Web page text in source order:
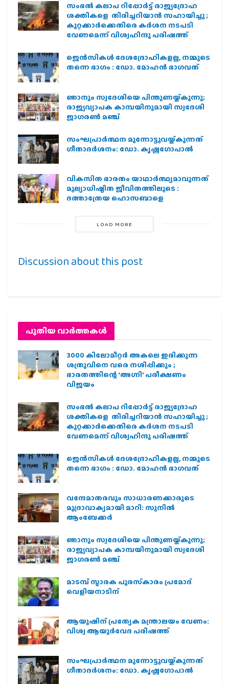
സംഭൽ കലാപ റിപ്പോർട്ട് രാജ്യദ്രോഹ
ശക്തികളെ തിരിച്ചറിയാൻ സഹായിച്ചു ;
കുറ്റക്കാർക്കെതിരെ കർശന നടപടി
വേണമെന്ന് വിശ്വഹിന്ദു പരിഷത്ത്
ജെന്‍സികള്‍ ദേശദ്രോഹികളല്ല, നമ്മുടെ
തന്നെ ഭാഗം : ഡോ. മോഹന്‍ ഭാഗവത്
ഞാനും സ്വദേശിയെ പിന്തുണയ്ക്കുന്നു;
രാജ്യവ്യാപക കാമ്പയിനുമായി സ്വദേശി
ജാഗരണ്‍ മഞ്ച്
സംഘപ്രാര്‍ത്ഥന മുന്നോട്ടുവയ്ക്കുന്നത്
ഗീതാദര്‍ശനം: ഡോ. കൃഷ്ണഗോപാല്‍
വികസിത ഭാരതം യാഥാർത്ഥ്യമാവുന്നത്
മൂല്യാധിഷ്ഠിത ജീവിതത്തിലൂടെ :
ദത്താത്രേയ ഹൊസബാളെ
LOAD MORE
Discussion about this post
പുതിയ വാര്‍ത്തകള്‍
3000 കിലോമീറ്റർ അകലെ ഇരിക്കുന്ന
ശത്രുവിനെ വരെ നശിപ്പിക്കും ;
ഭാരതത്തിന്റെ ‘അഗ്നി’ പരീക്ഷണം
വിജയം
സംഭൽ കലാപ റിപ്പോർട്ട് രാജ്യദ്രോഹ
ശക്തികളെ തിരിച്ചറിയാൻ സഹായിച്ചു ;
കുറ്റക്കാർക്കെതിരെ കർശന നടപടി
വേണമെന്ന് വിശ്വഹിന്ദു പരിഷത്ത്
ജെന്‍സികള്‍ ദേശദ്രോഹികളല്ല, നമ്മുടെ
തന്നെ ഭാഗം : ഡോ. മോഹന്‍ ഭാഗവത്
വന്ദേമാതരവും സാധാരണക്കാരുടെ
മുദ്രാവാക്യമായി മാറി: സുനിൽ
ആംബേക്കർ
ഞാനും സ്വദേശിയെ പിന്തുണയ്ക്കുന്നു;
രാജ്യവ്യാപക കാമ്പയിനുമായി സ്വദേശി
ജാഗരണ്‍ മഞ്ച്
മാടമ്പ് സ്മാരക പുരസ്‌കാരം പ്രമോദ്
വെളിയനാടിന്
ആയുഷിന് പ്രത്യേക മന്ത്രാലയം വേണം:
വിശ്വ ആയുര്‍വേദ പരിഷത്ത്
സംഘപ്രാര്‍ത്ഥന മുന്നോട്ടുവയ്ക്കുന്നത്
ഗീതാദര്‍ശനം: ഡോ. കൃഷ്ണഗോപാല്‍